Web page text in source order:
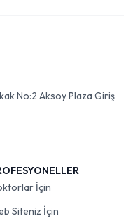
No:2 Aksoy Plaza Giriş
İçin
Siteniz İçin